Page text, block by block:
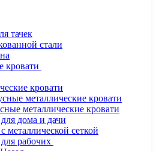
тачек
стали
кровати
кровати
металлические кровати
металлические кровати
дома и дачи
металлической сеткой
рабочих